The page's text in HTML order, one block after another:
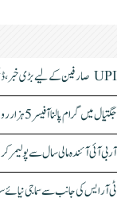
UPI صارفین کے لیے بڑی خبر، ڈیجیٹل ادائیگی پہلے کی طرح مفت رہے گی
جگتیال میں گرام پالنا آفیسر 5 ہزار روپے رشوت لیتے ہوئے گرفتار
آر بی آئی آئندہ مالی سال سے
ٹی آر ایس کی جانب سے سماجی نیائے